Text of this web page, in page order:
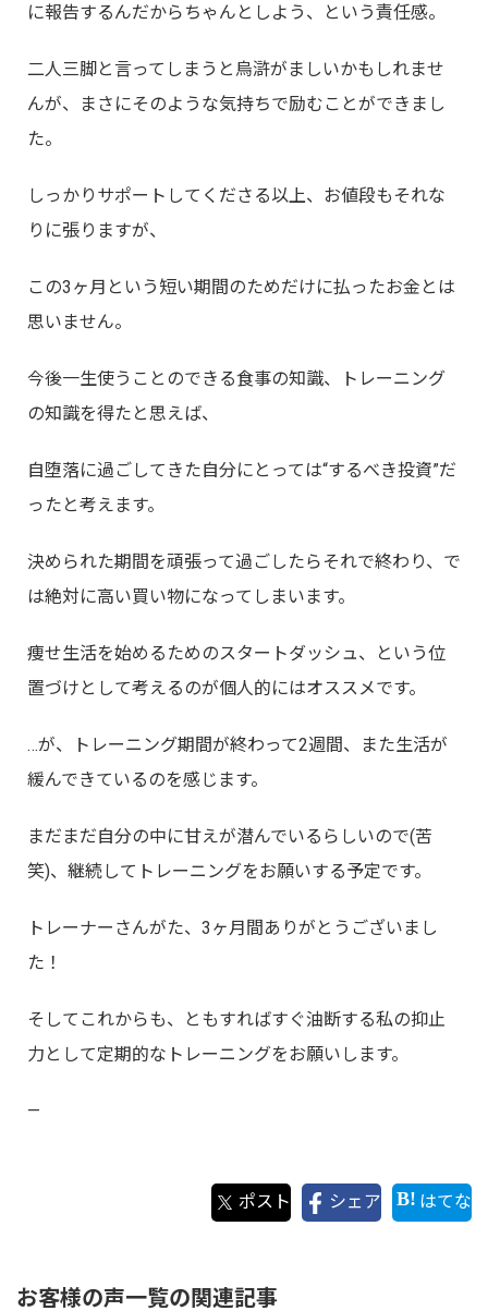
に報告するんだからちゃんとしよう、という責任感。
二人三脚と言ってしまうと烏滸がましいかもしれませ
んが、まさにそのような気持ちで励むことができまし
た。
しっかりサポートしてくださる以上、お値段もそれな
りに張りますが、
この3ヶ月という短い期間のためだけに払ったお金とは
思いません。
今後一生使うことのできる食事の知識、トレーニング
の知識を得たと思えば、
自堕落に過ごしてきた自分にとっては“するべき投資”だ
ったと考えます。
決められた期間を頑張って過ごしたらそれで終わり、で
は絶対に高い買い物になってしまいます。
痩せ生活を始めるためのスタートダッシュ、という位
置づけとして考えるのが個人的にはオススメです。
…が、トレーニング期間が終わって2週間、また生活が
緩んできているのを感じます。
まだまだ自分の中に甘えが潜んでいるらしいので(苦
笑)、継続してトレーニングをお願いする予定です。
トレーナーさんがた、3ヶ月間ありがとうございまし
た！
そしてこれからも、ともすればすぐ油断する私の抑止
力として定期的なトレーニングをお願いします。
—
ポスト シェア はてな
お客様の声一覧の関連記事